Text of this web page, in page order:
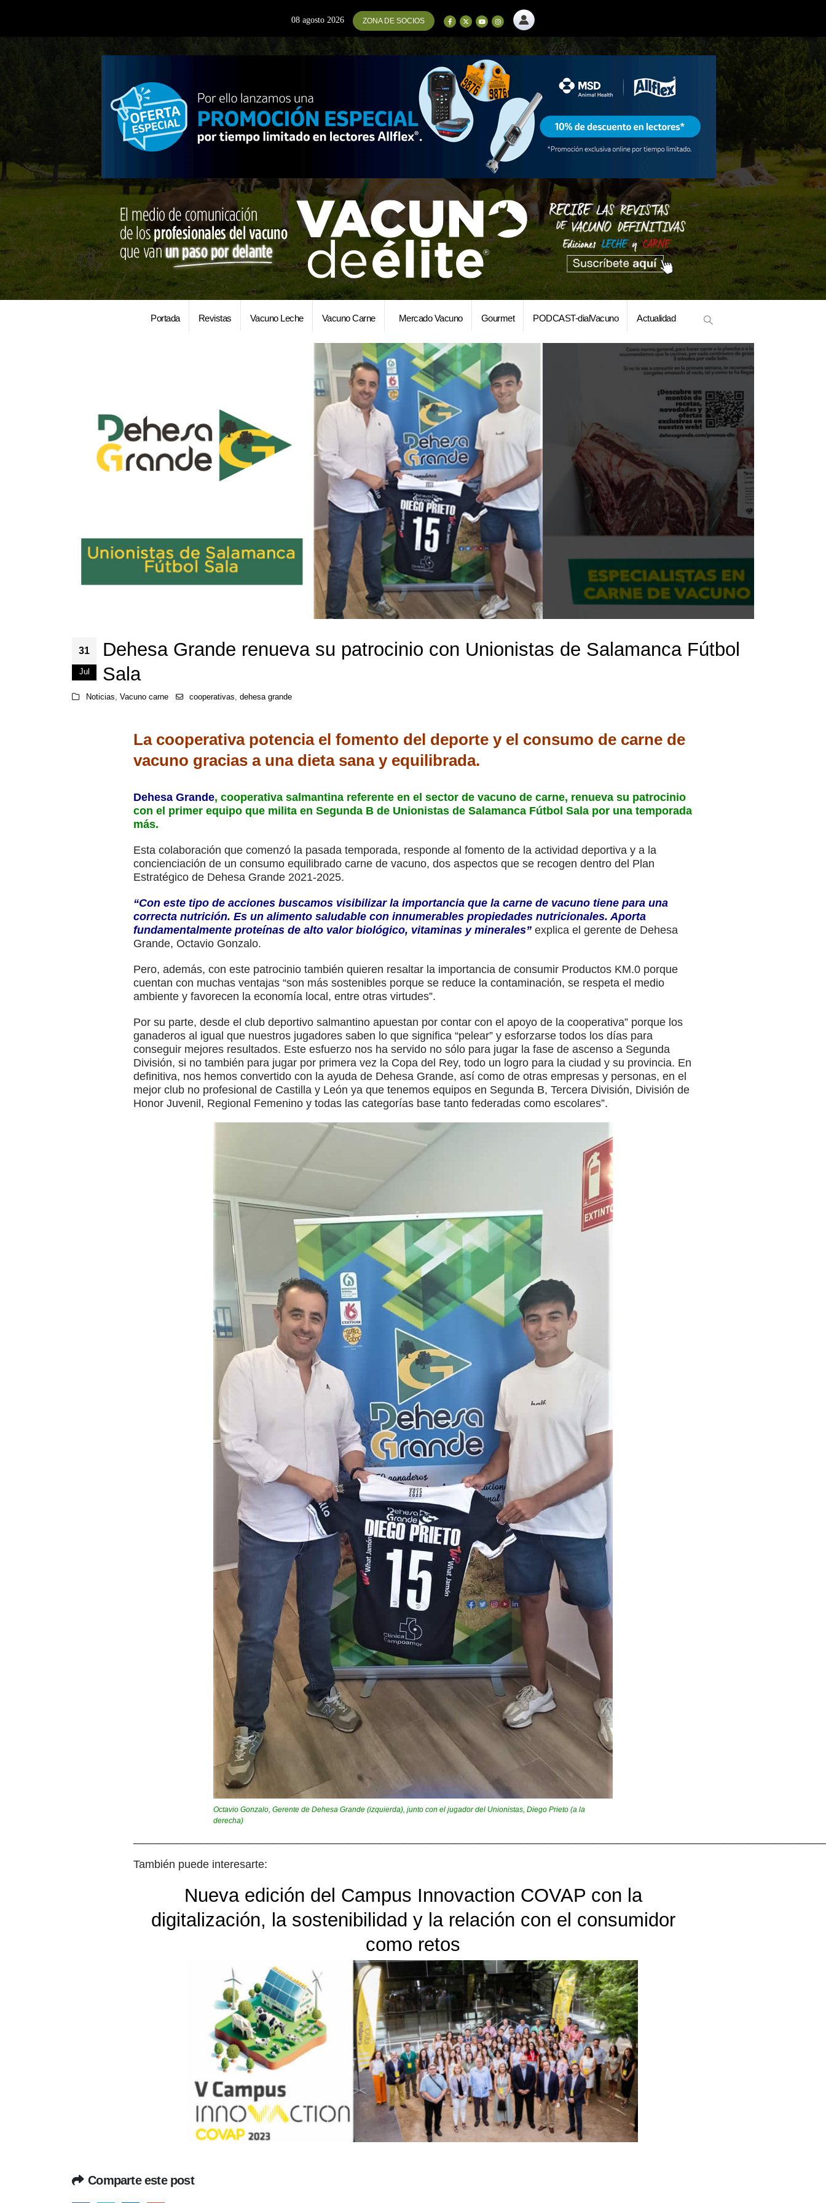
08 agosto 2026 ZONA DE SOCIOS
Portada Revistas Vacuno Leche Vacuno Carne Mercado Vacuno Gourmet PODCAST-dialVacuno Actualidad
31
Jul
Dehesa Grande renueva su patrocinio con Unionistas de Salamanca Fútbol
Sala
Noticias, Vacuno carne cooperativas,dehesa grande
La cooperativa potencia el fomento del deporte y el consumo de carne de
vacuno gracias a una dieta sana y equilibrada.
Dehesa Grande, cooperativa salmantina referente en el sector de vacuno de carne, renueva su patrocinio
con el primer equipo que milita en Segunda B de Unionistas de Salamanca Fútbol Sala por una temporada
más.
Esta colaboración que comenzó la pasada temporada, responde al fomento de la actividad deportiva y a la
concienciación de un consumo equilibrado carne de vacuno, dos aspectos que se recogen dentro del Plan
Estratégico de Dehesa Grande 2021-2025.
“Con este tipo de acciones buscamos visibilizar la importancia que la carne de vacuno tiene para una
correcta nutrición. Es un alimento saludable con innumerables propiedades nutricionales. Aporta
fundamentalmente proteínas de alto valor biológico, vitaminas y minerales” explica el gerente de Dehesa
Grande, Octavio Gonzalo.
Pero, además, con este patrocinio también quieren resaltar la importancia de consumir Productos KM.0 porque
cuentan con muchas ventajas “son más sostenibles porque se reduce la contaminación, se respeta el medio
ambiente y favorecen la economía local, entre otras virtudes”.
Por su parte, desde el club deportivo salmantino apuestan por contar con el apoyo de la cooperativa” porque los
ganaderos al igual que nuestros jugadores saben lo que significa “pelear” y esforzarse todos los días para
conseguir mejores resultados. Este esfuerzo nos ha servido no sólo para jugar la fase de ascenso a Segunda
División, si no también para jugar por primera vez la Copa del Rey, todo un logro para la ciudad y su provincia. En
definitiva, nos hemos convertido con la ayuda de Dehesa Grande, así como de otras empresas y personas, en el
mejor club no profesional de Castilla y León ya que tenemos equipos en Segunda B, Tercera División, División de
Honor Juvenil, Regional Femenino y todas las categorías base tanto federadas como escolares”.
Octavio Gonzalo, Gerente de Dehesa Grande (izquierda), junto con el jugador del Unionistas, Diego Prieto (a la
derecha)
También puede interesarte:
Nueva edición del Campus Innovaction COVAP con la
digitalización, la sostenibilidad y la relación con el consumidor
como retos
Comparte este post